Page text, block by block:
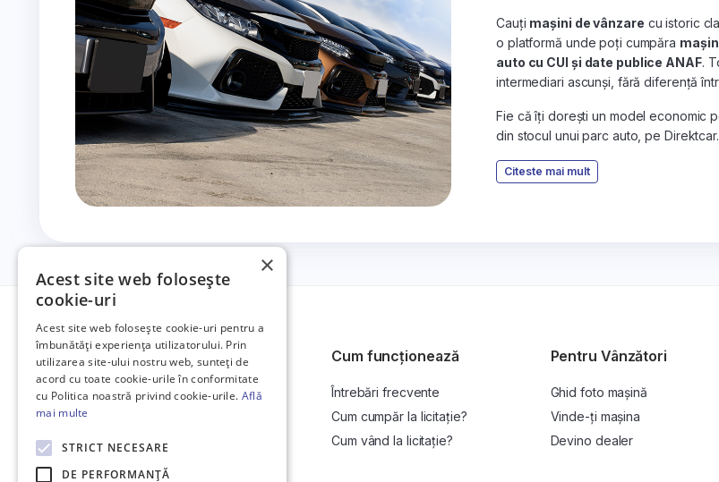
Cauți mașini de vânzare cu istoric
o platformă unde poți cumpăra
auto cu CUI și date publice ANAF.
intermediari ascunși, fără diferență
Fie că îți dorești un model economic
din stocul unui parc auto, pe
Citeste mai mult
Platformă de anunțuri auto și licitații
auto online.
Cum funcționează
Întrebări frecvente
Cum cumpăr la licitație?
Cum vând la licitație?
Pentru Vânzători
Ghid foto mașină
Vinde-ți mașina
Devino dealer
×
Acest site web folosește
cookie-uri
Acest site web folosește cookie-uri pentru a
îmbunătăți experiența utilizatorului. Prin
utilizarea site-ului nostru web, sunteți de
acord cu toate cookie-urile în conformitate
cu Politica noastră privind cookie-urile. Află
mai multe
STRICT NECESARE
DE PERFORMANȚĂ